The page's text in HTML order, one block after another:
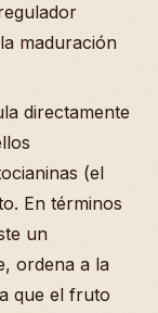
maduración
directamente
(el
En términos
un
ordena a la
que el fruto